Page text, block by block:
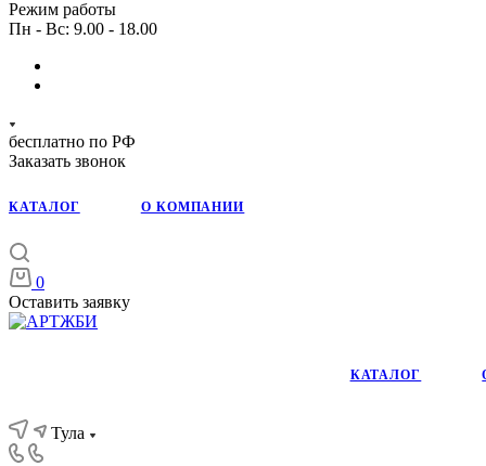
Режим работы
Пн - Вс: 9.00 - 18.00
бесплатно по РФ
Заказать звонок
КАТАЛОГ О КОМПАНИИ
0
Оставить заявку
КАТАЛОГ
Тула